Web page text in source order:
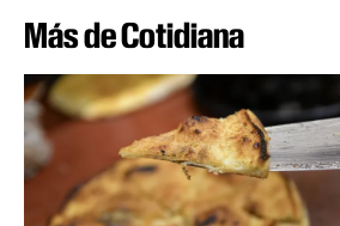
Más de Cotidiana